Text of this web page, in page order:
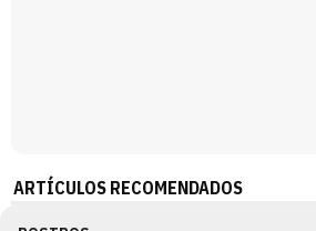
ARTÍCULOS RECOMENDADOS